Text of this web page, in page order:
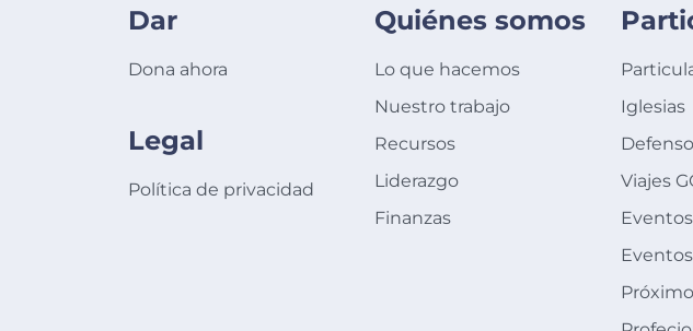
Dar
Dona ahora
Legal
Política de privacidad
Quiénes somos
Lo que hacemos
Nuestro trabajo
Recursos
Liderazgo
Finanzas
Iglesias
Viajes